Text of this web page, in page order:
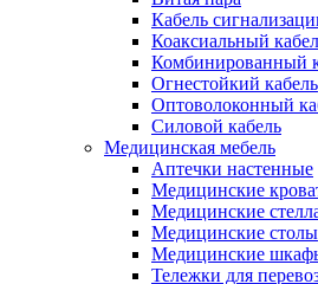
Кабель
Коаксиальный
Комбинированный
Огнестойкий кабель
Оптоволоконный
Силовой кабель
Медицинская мебель
Аптечки настенные
Медицинские
Медицинские
Медицинские столы
Медицинские
Тележки для